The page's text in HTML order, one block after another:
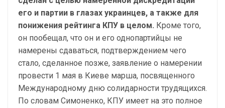
его и партии в глазах украинцев, а также для
понижения рейтинга КПУ в целом. Кроме того,
он пообещал, что он и его однопартийцы не
намерены сдаваться, подтверждением чего
стало, сделанное позже, заявление о намерении
провести 1 мая в Киеве марша, посвященного
Международному дню солидарности трудящихся.
По словам Симоненко, КПУ имеет на это полное